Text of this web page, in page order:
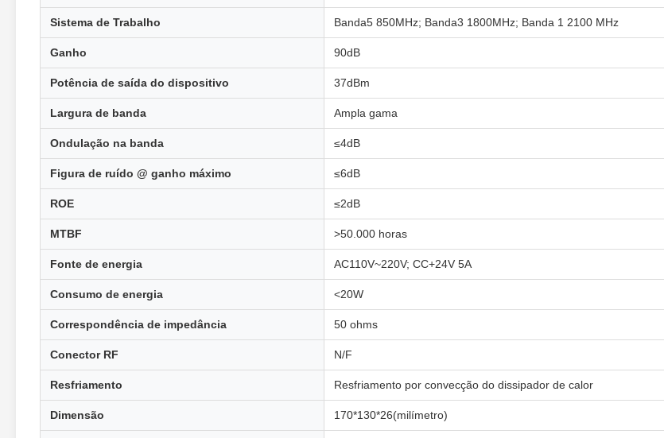
Sistema de Trabalho Banda5 850MHz; Banda3 1800MHz; Banda 1 2100 MHz
Ganho 90dB
Potência de saída do dispositivo 37dBm
Largura de banda Ampla gama
Ondulação na banda ≤4dB
Figura de ruído @ ganho máximo ≤6dB
ROE ≤2dB
MTBF >50.000 horas
Fonte de energia AC110V~220V; CC+24V 5A
Consumo de energia <20W
Correspondência de impedância 50 ohms
Conector RF N/F
Resfriamento Resfriamento por convecção do dissipador de calor
Dimensão 170*130*26(milímetro)